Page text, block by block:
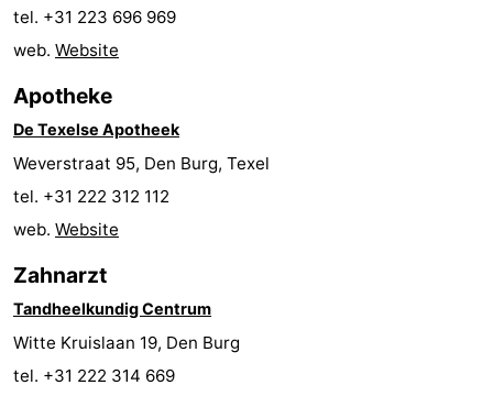
Texel
De
Krim
-
EuroParcs
Texel
-
Kustpark
Texel
-
Sluftervallei
-
Strandhuys
-
Residentie
Villapark
Hotels
tel. +31 223 696 969
web. Website
Apotheke
De Texelse Apotheek
Weverstraat 95, Den Burg, Texel
tel. +31 222 312 112
web. Website
Zahnarzt
Tandheelkundig Centrum
Witte Kruislaan 19, Den Burg
tel. +31 222 314 669